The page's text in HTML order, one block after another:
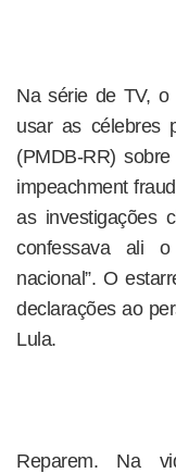
Na série de TV, o
usar as célebres
(PMDB-RR)
impeachment
as investigações
confessava ali
nacional”. O
declarações ao
Lula.
Reparem. Na